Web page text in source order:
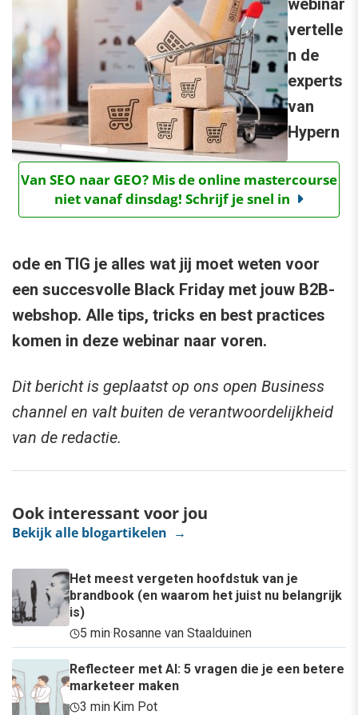
Van SEO naar GEO? Mis de online mastercourse
niet vanaf dinsdag! Schrijf je snel in
webinar
vertelle
n de
experts
van
Hypern
ode en TIG je alles wat jij moet weten voor
een succesvolle Black Friday met jouw B2B-
webshop. Alle tips, tricks en best practices
komen in deze webinar naar voren.
Dit bericht is geplaatst op ons open Business
channel en valt buiten de verantwoordelijkheid
van de redactie.
Ook interessant voor jou
Bekijk alle blogartikelen →
Het meest vergeten hoofdstuk van je
brandbook (en waarom het juist nu belangrijk
is)
5 min·Rosanne van Staalduinen
Reflecteer met AI: 5 vragen die je een betere
marketeer maken
3 min·Kim Pot